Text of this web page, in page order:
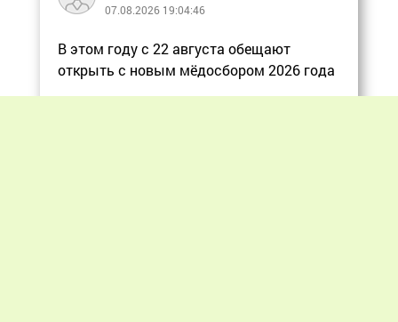
07.08.2026 19:04:46
В этом году с 22 августа обещают
открыть с новым мёдосбором 2026 года